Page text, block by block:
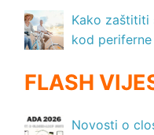
Kako zaštititi
kod
FLASH
Novosti o